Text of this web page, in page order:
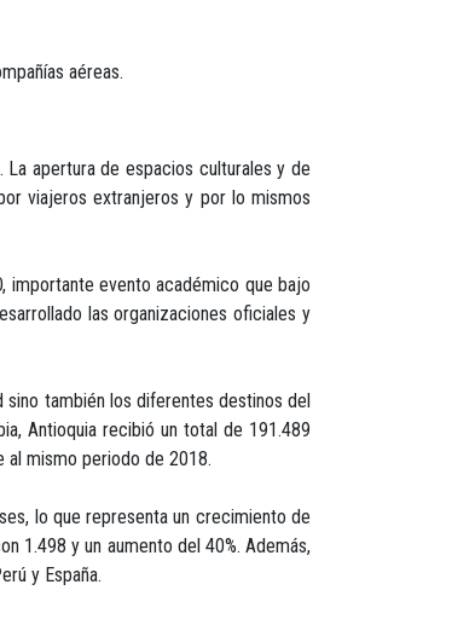
aéreas.
apertura de espacios culturales y de
viajeros extranjeros y por lo mismos
importante evento académico que bajo
las organizaciones oficiales y
sino también los diferentes destinos del
Antioquia recibió un total de 191.489
al mismo periodo de 2018.
lo que representa un crecimiento de
1.498 y un aumento del 40%. Además,
y España.